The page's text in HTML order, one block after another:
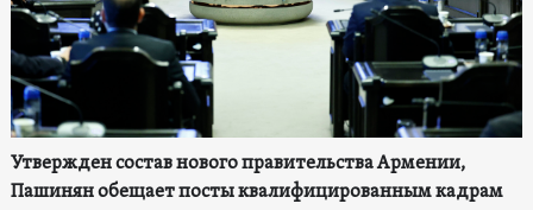
Утвержден состав нового правительства Армении,
Пашинян обещает посты квалифицированным кадрам